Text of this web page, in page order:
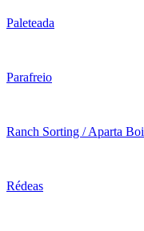
Paleteada
Parafreio
Ranch Sorting / Aparta Boi
Rédeas